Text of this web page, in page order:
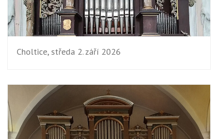
Choltice, středa 2. září 2026